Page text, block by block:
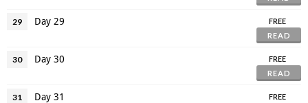
29 Day 29
FREE
READ
30 Day 30
FREE
READ
31 Day 31
FREE